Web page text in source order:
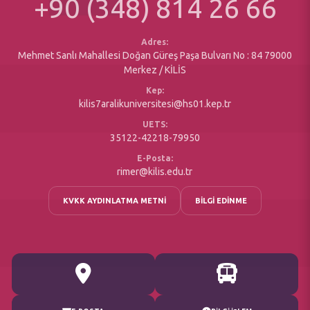
Yazı İşleri Müdürlüğü
Sosyal Duyarlılık Projeleri
+90 (348) 814 26 66
Adres:
Mehmet Sanlı Mahallesi Doğan Güreş Paşa Bulvarı No : 84 79000
Merkez / KİLİS
Kep:
kilis7aralikuniversitesi@hs01.kep.tr
UETS:
35122-42218-79950
E-Posta:
rimer@kilis.edu.tr
KVKK AYDINLATMA METNİ BİLGİ EDİNME